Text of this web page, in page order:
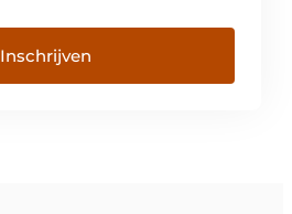
Inschrijven